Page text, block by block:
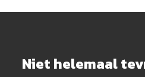
Niet helemaal